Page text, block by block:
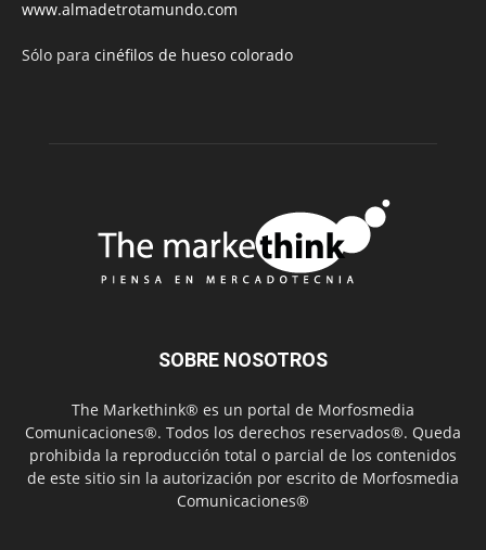
www.almadetrotamundo.com
Sólo para cinéfilos de hueso colorado
SOBRE NOSOTROS
The Markethink® es un portal de Morfosmedia
Comunicaciones®. Todos los derechos reservados®. Queda
prohibida la reproducción total o parcial de los contenidos
de este sitio sin la autorización por escrito de Morfosmedia
Comunicaciones®